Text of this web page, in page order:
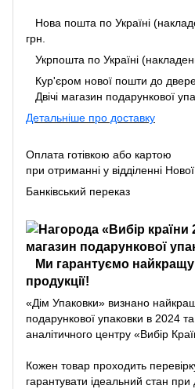
Нова пошта по Україні
грн.
Укрпошта по Україні
Кур'єром нової пошти до
Двічі магазин подарункової
Детальніше про доставку
Оплата готівкою або картою
при отриманні у відділенні
Банківський переказ
Ми гарантуємо найкращу
продукції!
«Дім Упаковки» визнано
подарункової упаковки в 2024
аналітичного центру «Вибір
Кожен товар проходить
гарантувати ідеальний стан